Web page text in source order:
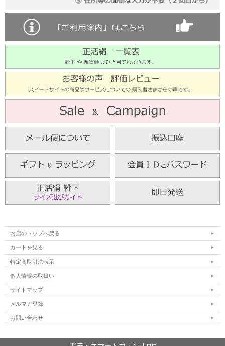
お店のトップへ戻る
カートを見る
特定商取引法表示
個人情報の取扱い
サイトマップ
メルマガ登録
お問い合わせ